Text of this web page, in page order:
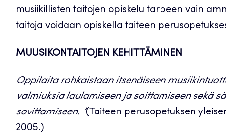
musiikillisten taitojen opiskelu tarpeen vain
taitoja voidaan opiskella taiteen
MUUSIKONTAITOJEN KEHITTÄMINEN
Oppilaita rohkaistaan itsenäiseen
valmiuksia laulamiseen ja soittamiseen sekä
sovittamiseen. ”(Taiteen perusopetuksen
2005.)